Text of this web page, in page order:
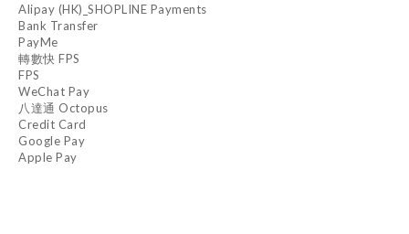
Alipay (HK)_SHOPLINE Payments
Bank Transfer
PayMe
轉數快 FPS
FPS
WeChat Pay
八達通 Octopus
Credit Card
Google Pay
Apple Pay